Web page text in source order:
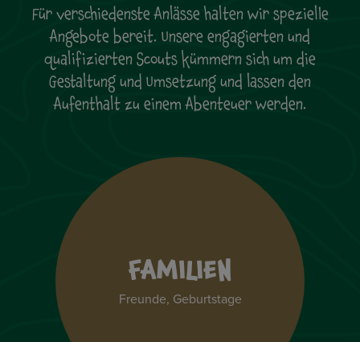
Für verschiedenste Anlässe halten wir spezielle
Angebote bereit. Unsere engagierten und
qualifizierten Scouts kümmern sich um die
Gestaltung und Umsetzung und lassen den
Aufenthalt zu einem Abenteuer werden.
FAMILIEN
Freunde, Geburtstage